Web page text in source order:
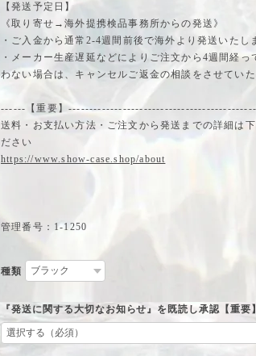
【発送予定日】
《取り寄せ→海外提携検品事務所からの発送》
・ご入金から通常2-4週間前後で海外より発送いたし
・メーカー生産遅延などによりご注文から4週間経っ
わない場合は、キャンセルご返金の相談をさせていた
------【重要】---------------------------------------------
送料・お支払い方法・ご注文から発送までの詳細は
ださい
https://www.show-case.shop/about
管理番号：1-1250
種類
『発送に関する大切なお知らせ』を既読し承認【重要】